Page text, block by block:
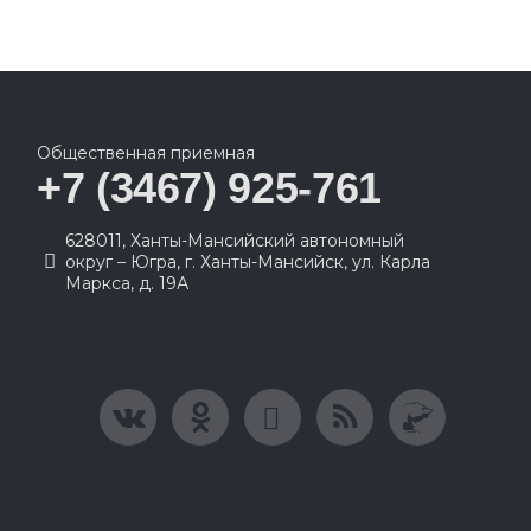
Общественная приемная
+7 (3467) 925-761
628011, Ханты-Мансийский автономный
округ – Югра, г. Ханты-Мансийск, ул. Карла
Маркса, д. 19А